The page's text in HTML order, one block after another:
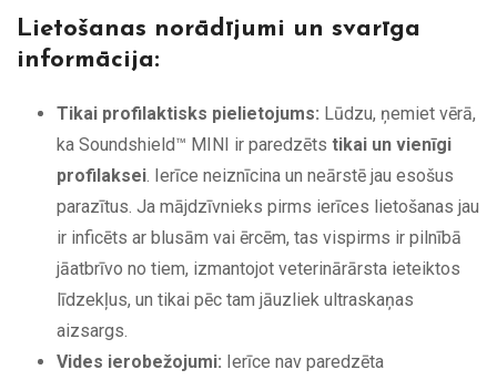
Lietošanas norādījumi un svarīga
informācija:
Tikai profilaktisks pielietojums: Lūdzu, ņemiet vērā,
ka Soundshield™ MINI ir paredzēts tikai un vienīgi
profilaksei . Ierīce neiznīcina un neārstē jau esošus
parazītus. Ja mājdzīvnieks pirms ierīces lietošanas jau
ir inficēts ar blusām vai ērcēm, tas vispirms ir pilnībā
jāatbrīvo no tiem, izmantojot veterinārārsta ieteiktos
līdzekļus, un tikai pēc tam jāuzliek ultraskaņas
aizsargs.
Vides ierobežojumi: Ierīce nav paredzēta